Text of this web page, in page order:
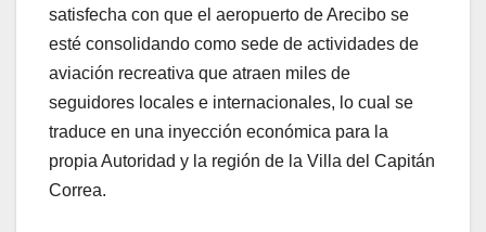
satisfecha con que el aeropuerto de Arecibo se
esté consolidando como sede de actividades de
aviación recreativa que atraen miles de
seguidores locales e internacionales, lo cual se
traduce en una inyección económica para la
propia Autoridad y la región de la Villa del Capitán
Correa.